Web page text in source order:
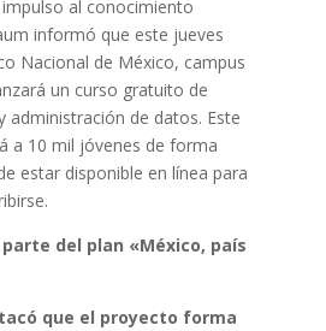
al conocimiento
informó que este jueves
Nacional de México, campus
un curso gratuito de
administración de datos. Este
a 10 mil jóvenes de forma
estar disponible en línea para
del plan «México, país
que el proyecto forma